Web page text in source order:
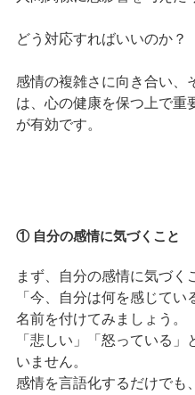
どう対応すればいいのか？
感情の複雑さに向き合い、
は、心の健康を保つ上で重
が有効です。
① 自分の感情に気づくこと
まず、自分の感情に気づく
「今、自分は何を感じてい
名前を付けてみましょう。
「悲しい」「怒っている
いません。
感情を言語化するだけでも